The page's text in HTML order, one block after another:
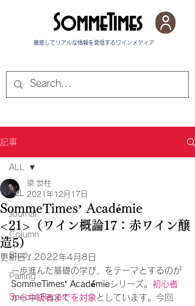
徹底してリアルな情報を発信する​ワインメディア
SommeTimes
記事
ALL
Journal
Column
Study
Pairing
Special Report
ALL
SommeTimes’ Académie
<21>（ワイン概論17：赤ワイン醸
造5）
梁 世柱
2021年12月17日
更新日： 2022年4月8日
一歩進んだ基礎の学び、をテーマとするのが
SommeTimes’ Académieシリーズ。 初心者
から中級者までを対象 としています。今回